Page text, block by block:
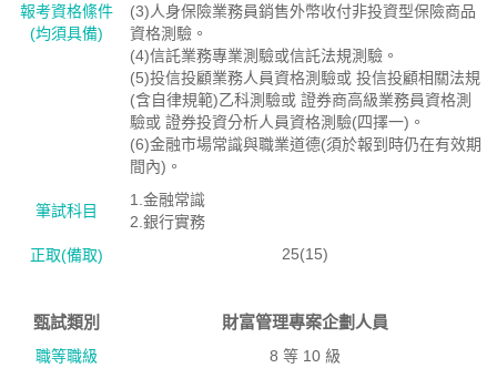
報考資格絛件
(均須具備)
(3)人身保險業務員銷售外幣收付非投資型保險商品
資格測驗。
(4)信託業務專業測驗或信託法規測驗。
(5)投信投顧業務人員資格測驗或 投信投顧相關法規
(含自律規範)乙科測驗或 證券商高級業務員資格測
驗或 證券投資分析人員資格測驗(四擇一)。
(6)金融市場常識與職業道德(須於報到時仍在有效期
間內)。
筆試科目
1.金融常識
2.銀行實務
正取(備取)
25(15)
甄試類別 財富管理專案企劃人員
職等職級
8 等 10 級